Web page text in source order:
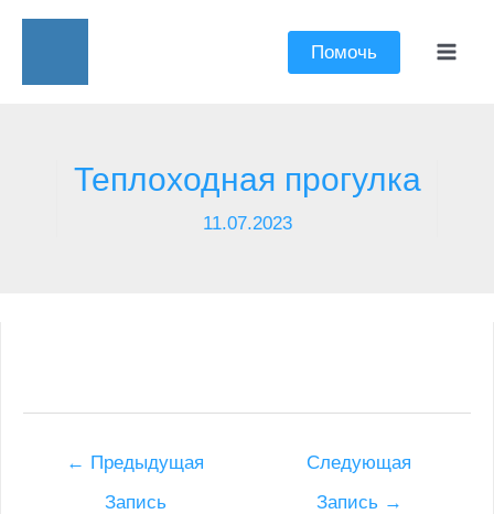
Перейти
содержимому
Помочь
Теплоходная прогулка
11.07.2023
← Предыдущая
Запись
Следующая
Запись →